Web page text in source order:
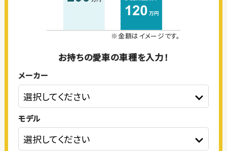
※金額はイメージです。
お持ちの愛車の車種を入力！
メーカー
モデル